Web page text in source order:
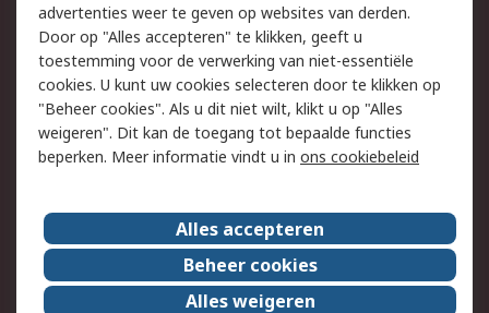
Wettelijk
Cookiebeleid
Email veiligheid
Privacybeleid
Websitevoorwaarden
Algemene
verkoopvoorwaarden
Over RS
RS Group
Over ons
RS wereldwijd
Werken bij RS
advertenties weer te geven op websites van derden.
Door op "Alles accepteren" te klikken, geeft u
toestemming voor de verwerking van niet-essentiële
cookies. U kunt uw cookies selecteren door te klikken op
"Beheer cookies". Als u dit niet wilt, klikt u op "Alles
weigeren". Dit kan de toegang tot bepaalde functies
beperken. Meer informatie vindt u in ons cookiebeleid
Alles accepteren
Beheer cookies
Alles weigeren